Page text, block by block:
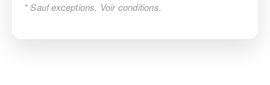
* Sauf exceptions. Voir conditions.